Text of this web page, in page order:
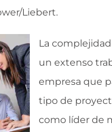
Liebert.
La
un extenso
empresa que
tipo de
como líder de